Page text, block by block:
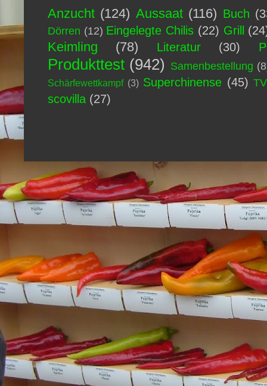
Anzucht (124) Aussaat (116) Buch
Dörren (12) Eingelegte Chilis (22) Grill
Keimling (78) Literatur (30)
Produkttest (942) Samenbestellung
Schärfewettkampf (3) Superchinense (45) TV
scovilla (27)